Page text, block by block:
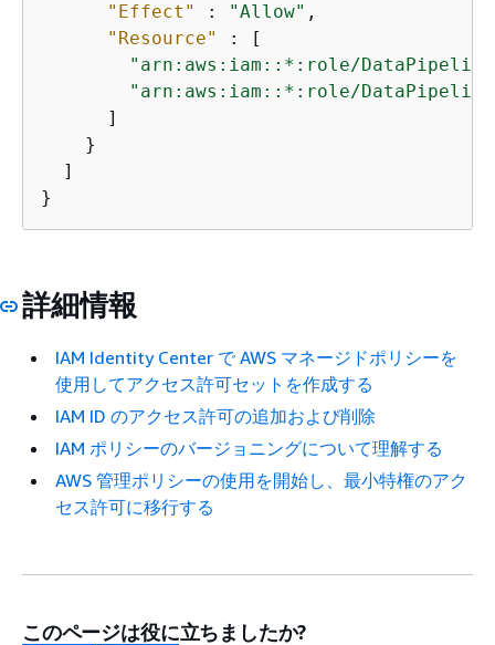
"Effect"
: "Allow" ,
"Resource"
: [
"arn:aws:iam::*:role/
"arn:aws:iam::*:role/
      ]
    }
  ]
}
詳細情報
IAM Identity Center で AWS マネージドポリシーを
使用してアクセス許可セットを作成する
IAM ID のアクセス許可の追加および削除
IAM ポリシーのバージョニングについて理解する
AWS 管理ポリシーの使用を開始し、最小特権のアク
セス許可に移行する
このページは役に立ちましたか?